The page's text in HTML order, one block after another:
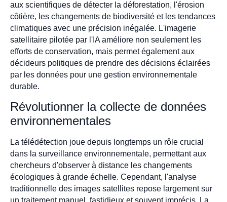
aux scientifiques de détecter la déforestation, l'érosion
côtière, les changements de biodiversité et les tendances
climatiques avec une précision inégalée. L'imagerie
satellitaire pilotée par l'IA améliore non seulement les
efforts de conservation, mais permet également aux
décideurs politiques de prendre des décisions éclairées
par les données pour une gestion environnementale
durable.
Révolutionner la collecte de données
environnementales
La télédétection joue depuis longtemps un rôle crucial
dans la surveillance environnementale, permettant aux
chercheurs d'observer à distance les changements
écologiques à grande échelle. Cependant, l'analyse
traditionnelle des images satellites repose largement sur
un traitement manuel, fastidieux et souvent imprécis. La